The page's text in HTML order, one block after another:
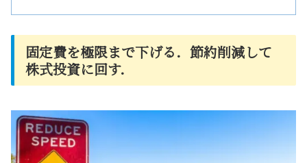
固定費を極限まで下げる．節約削減して
株式投資に回す．